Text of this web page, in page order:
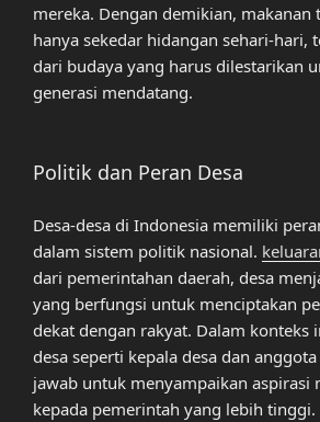
mereka. Dengan demikian, makanan
hanya sekedar hidangan sehari-hari,
dari budaya yang harus dilestarikan
generasi mendatang.
Politik dan Peran Desa
Desa-desa di Indonesia memiliki
dalam sistem politik nasional.
dari pemerintahan daerah, desa
yang berfungsi untuk menciptakan
dekat dengan rakyat. Dalam konteks
desa seperti kepala desa dan
jawab untuk menyampaikan aspirasi
kepada pemerintah yang lebih